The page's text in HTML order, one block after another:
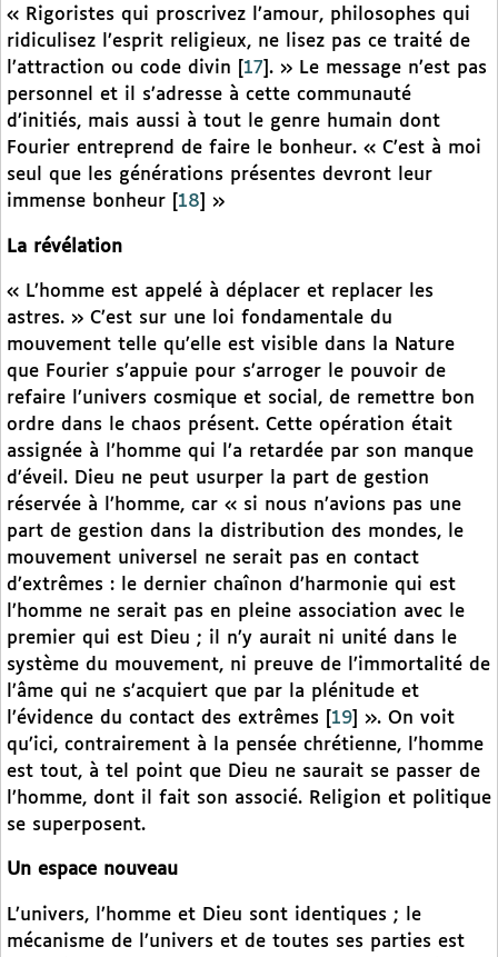
« Rigoristes qui proscrivez l’amour, philosophes qui
ridiculisez l’esprit religieux, ne lisez pas ce traité de
l’attraction ou code divin
17 . » Le message n’est pas
personnel et il s’adresse à cette communauté
d’initiés, mais aussi à tout le genre humain dont
Fourier entreprend de faire le bonheur. « C’est à moi
seul que les générations présentes devront leur
immense bonheur
18 »
La révélation
« L’homme est appelé à déplacer et replacer les
astres. » C’est sur une loi fondamentale du
mouvement telle qu’elle est visible dans la Nature
que Fourier s’appuie pour s’arroger le pouvoir de
refaire l’univers cosmique et social, de remettre bon
ordre dans le chaos présent. Cette opération était
assignée à l’homme qui l’a retardée par son manque
d’éveil. Dieu ne peut usurper la part de gestion
réservée à l’homme, car « si nous n’avions pas une
part de gestion dans la distribution des mondes, le
mouvement universel ne serait pas en contact
d’extrêmes : le dernier chaînon d’harmonie qui est
l’homme ne serait pas en pleine association avec le
premier qui est Dieu ; il n’y aurait ni unité dans le
système du mouvement, ni preuve de l’immortalité de
l’âme qui ne s’acquiert que par la plénitude et
l’évidence du contact des extrêmes
19
». On voit
qu’ici, contrairement à la pensée chrétienne, l’homme
est tout, à tel point que Dieu ne saurait se passer de
l’homme, dont il fait son associé. Religion et politique
se superposent.
Un espace nouveau
L’univers, l’homme et Dieu sont identiques ; le
mécanisme de l’univers et de toutes ses parties est